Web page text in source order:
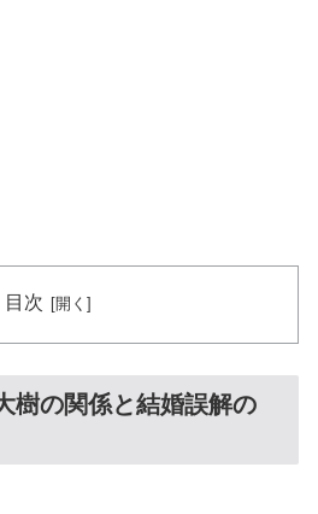
目次
樹の関係と結婚誤解の